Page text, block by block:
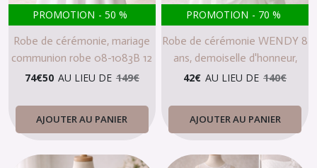
PROMOTION - 50 %
Robe de cérémonie, mariage
communion robe 08-1083B 12
ans
74€50 AU LIEU DE 149€
AJOUTER AU PANIER
PROMOTION - 70 %
Robe de cérémonie WENDY 8
ans, demoiselle d'honneur,
communion
42€ AU LIEU DE 140€
AJOUTER AU PANIER